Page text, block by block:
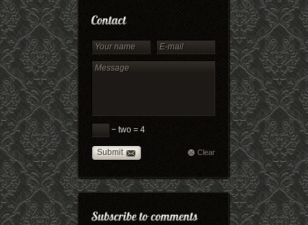
− two = 4
Submit Clear